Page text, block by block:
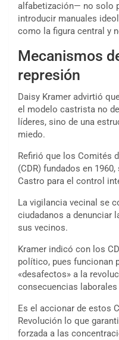
alfabetización— no solo
introducir manuales
como la figura central y
Mecanismos
represión
Daisy Kramer advirtió
el modelo castrista no
líderes, sino de una
miedo.
Refirió que los Comités
(CDR) fundados en
Castro para el control
La vigilancia vecinal se
ciudadanos a denunciar
sus vecinos.
Kramer indicó con los
político, pues funcionan
«desafectos» a la
consecuencias laborales
Es el accionar de estos
Revolución lo que
forzada a las